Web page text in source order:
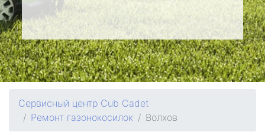
Сервисный центр Cub Cadet
Ремонт газонокосилок
Волхов